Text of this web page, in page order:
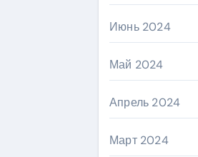
Июнь 2024
Май 2024
Апрель 2024
Март 2024